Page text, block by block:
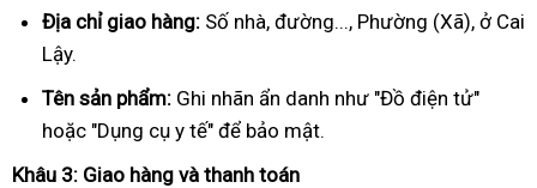
Địa chỉ giao hàng: Số nhà, đường..., Phường (Xã), ở Cai
Lậy.
Tên sản phẩm: Ghi nhãn ẩn danh như "Đồ điện tử"
hoặc "Dụng cụ y tế" để bảo mật.
Khâu 3: Giao hàng và thanh toán